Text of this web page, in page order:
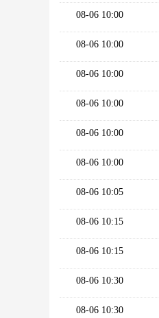
08-06 10:00
08-06 10:00
08-06 10:00
08-06 10:00
08-06 10:00
08-06 10:00
08-06 10:05
08-06 10:15
08-06 10:15
08-06 10:30
08-06 10:30